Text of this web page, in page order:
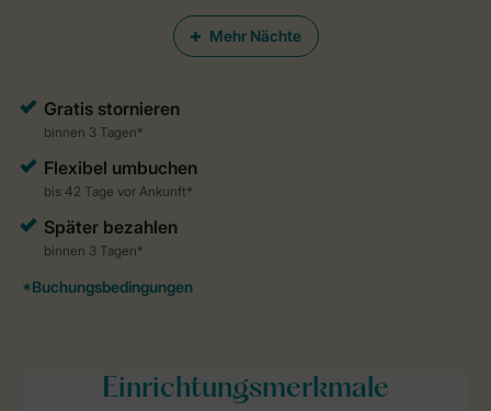
Mehr Nächte
Einrichtungsmerkmale